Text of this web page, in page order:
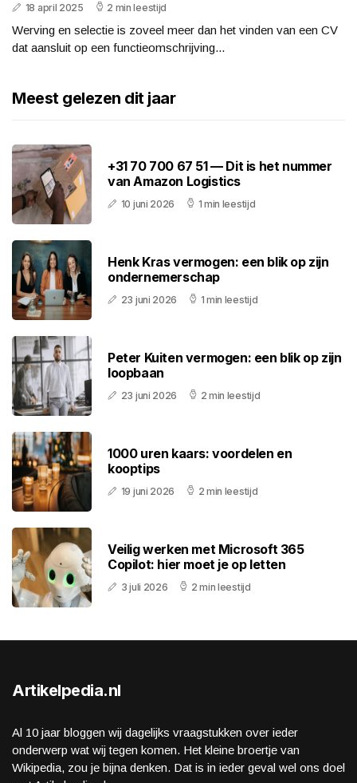
18 april 2025 2 min leestijd
Werving en selectie is zoveel meer dan het vinden van een CV
dat aansluit op een functieomschrijving...
Meest gelezen dit jaar
+31 70 700 67 51 — Dit is het nummer
van Amazon Logistics
10 juni 2026 1 min leestijd
Henk Kras vermogen: een blik op zijn
ondernemerschap
23 juni 2026 1 min leestijd
Peter Kuiten vermogen: een blik op zijn
loopbaan
23 juni 2026 2 min leestijd
1000 uren kaars: voordelen en
kooptips
19 juni 2026 2 min leestijd
Veilig werken met Microsoft 365
Copilot: hier moet je op letten
3 juli 2026 2 min leestijd
Artikelpedia.nl
Al 10 jaar bloggen wij dagelijks vraagstukken over ieder
onderwerp wat wij tegen komen. Het kleine broertje van
Wikipedia, zou je bijna denken. Dat is in ieder geval wel ons doel